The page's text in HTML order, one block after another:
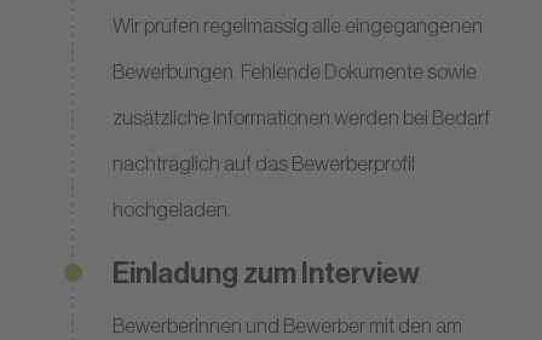
Wir prüfen regelmässig alle eingegangenen
Bewerbungen. Fehlende Dokumente sowie
zusätzliche Informationen werden bei Bedarf
nachträglich auf das Bewerberprofil
hochgeladen.
Einladung zum Interview
Bewerberinnen und Bewerber mit den am